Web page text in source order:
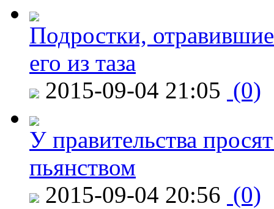
Подростки,
его из таза
2015-09-04 21:05 (0)
У правительства
пьянством
2015-09-04 20:56 (0)